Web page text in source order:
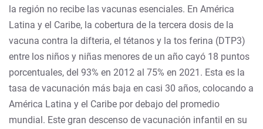
la región no recibe las vacunas esenciales. En América
Latina y el Caribe, la cobertura de la tercera dosis de la
vacuna contra la difteria, el tétanos y la tos ferina (DTP3)
entre los niños y niñas menores de un año cayó 18 puntos
porcentuales, del 93% en 2012 al 75% en 2021. Esta es la
tasa de vacunación más baja en casi 30 años, colocando a
América Latina y el Caribe por debajo del promedio
mundial. Este gran descenso de vacunación infantil en su